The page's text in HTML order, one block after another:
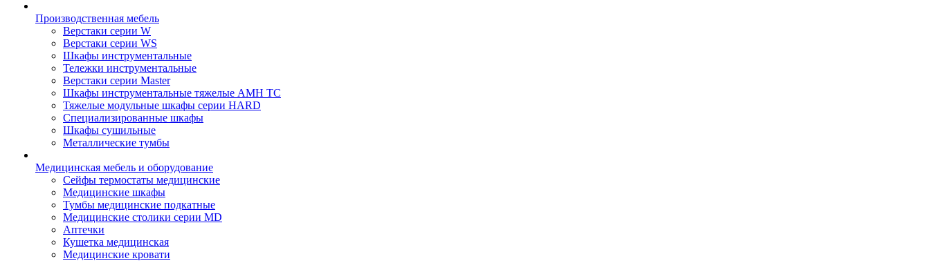
Производственная мебель
Верстаки серии W
Верстаки серии WS
Шкафы инструментальные
Тележки инструментальные
Верстаки серии Master
Шкафы инструментальные тяжелые AMH TC
Тяжелые модульные шкафы серии HARD
Cпециализированные шкафы
Шкафы сушильные
Металлические тумбы
Медицинская мебель и оборудование
Сейфы термостаты медицинские
Медицинские шкафы
Тумбы медицинские подкатные
Медицинские столики серии MD
Аптечки
Кушетка медицинская
Медицинские кровати